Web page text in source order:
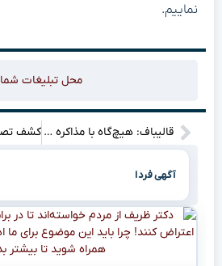
نماییم.
محل تبلیغات شما
قالیباف: هیچ‌گاه با مذاکره مخالف نبوده‌ام؛ آیا می‌توان بدون تعامل با دنیا زندگی کرد؟ باید همواره با زمانه خود همراه باشیم و در سیاست به‌روز باشیم. آیا عقلانیت، عدالت و معنویت واقعاً به ما توصیه می‌کند که از دنیا دوری کنیم؟
آگهی فردا